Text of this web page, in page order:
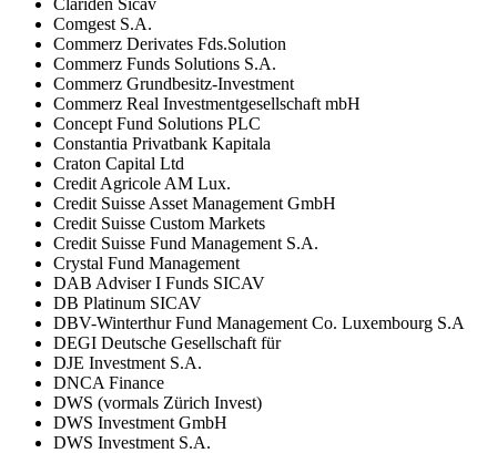
Comgest S.A.
Commerz Derivates Fds.Solution
Commerz Funds Solutions S.A.
Commerz Grundbesitz-Investment
Commerz Real Investmentgesellschaft mbH
Concept Fund Solutions PLC
Constantia Privatbank Kapitala
Craton Capital Ltd
Credit Agricole AM Lux.
Credit Suisse Asset Management GmbH
Credit Suisse Custom Markets
Credit Suisse Fund Management S.A.
Crystal Fund Management
DAB Adviser I Funds SICAV
DB Platinum SICAV
DBV-Winterthur Fund Management Co. Luxembourg S.A
DEGI Deutsche Gesellschaft für
DJE Investment S.A.
DNCA Finance
DWS (vormals Zürich Invest)
DWS Investment GmbH
DWS Investment S.A.